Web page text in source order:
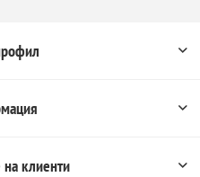
клиенти